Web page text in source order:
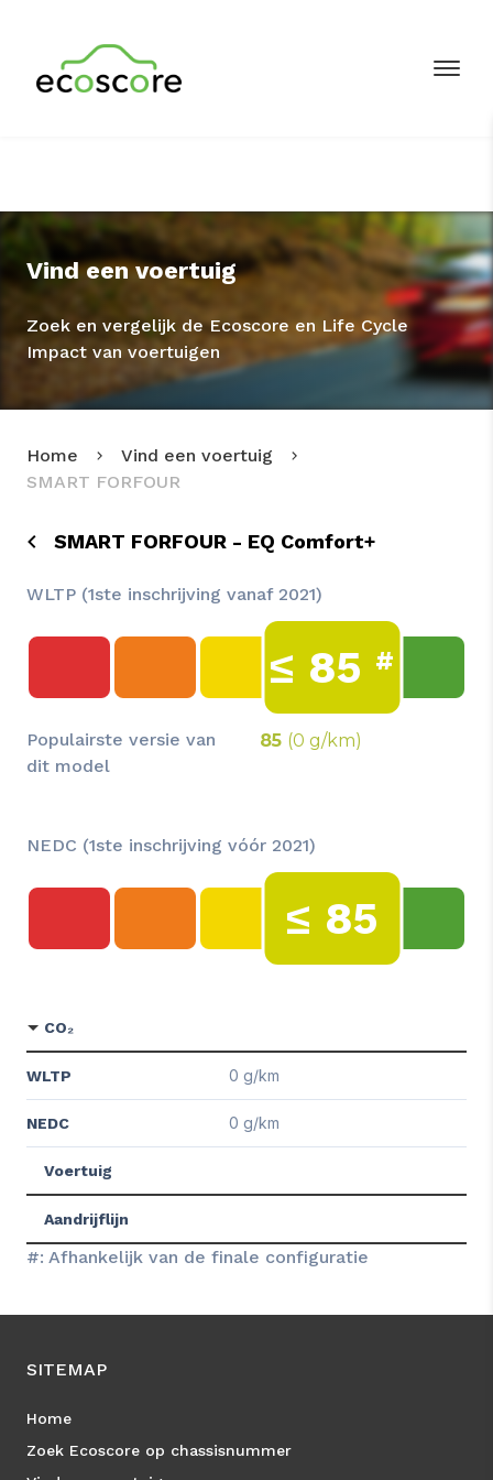
Vind een voertuig
Zoek en vergelijk de Ecoscore en Life Cycle
Impact van voertuigen
Home
Vind een voertuig
SMART FORFOUR
SMART FORFOUR - EQ Comfort+
WLTP (1ste inschrijving vanaf 2021)
≤ 85 #
Populairste versie van
dit model
85 (0 g/km)
NEDC (1ste inschrijving vóór 2021)
≤ 85
CO₂
WLTP 0 g/km
NEDC 0 g/km
Voertuig
Aandrijflijn
#: Afhankelijk van de finale configuratie
SITEMAP
Home
Zoek Ecoscore op chassisnummer